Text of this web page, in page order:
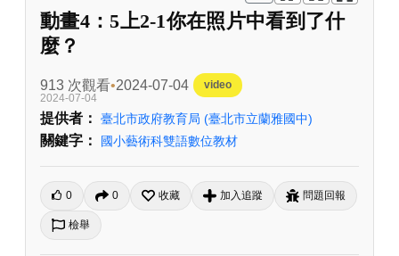
動畫4：5上2-1你在照片中看到了什
麼？
913 次觀看 2024-07-04
video
2024-07-04
提供者： 臺北市政府教育局 (臺北市立蘭雅國中)
關鍵字： 國小藝術科雙語數位教材
0 0 收藏 加入追蹤 問題回報
檢舉